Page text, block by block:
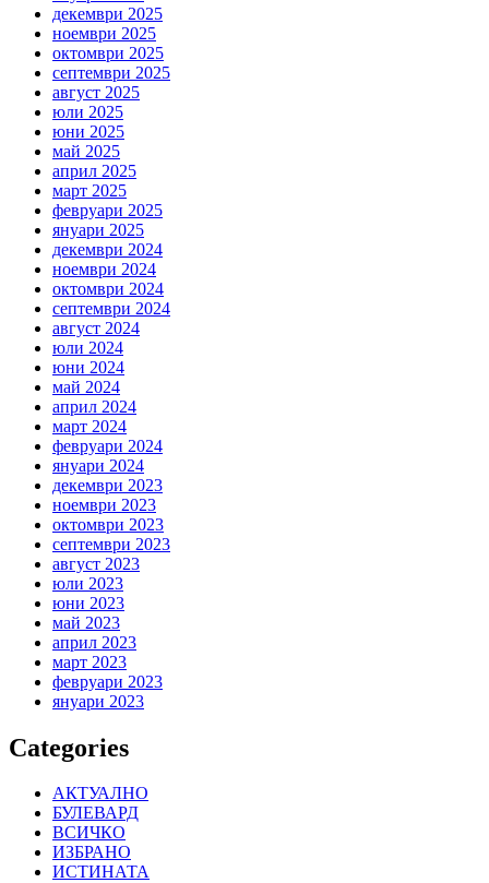
декември 2025
ноември 2025
октомври 2025
септември 2025
август 2025
юли 2025
юни 2025
май 2025
април 2025
март 2025
февруари 2025
януари 2025
декември 2024
ноември 2024
октомври 2024
септември 2024
август 2024
юли 2024
юни 2024
май 2024
април 2024
март 2024
февруари 2024
януари 2024
декември 2023
ноември 2023
октомври 2023
септември 2023
август 2023
юли 2023
юни 2023
май 2023
април 2023
март 2023
февруари 2023
януари 2023
Categories
АКТУАЛНО
БУЛЕВАРД
ВСИЧКО
ИЗБРАНО
ИСТИНАТА